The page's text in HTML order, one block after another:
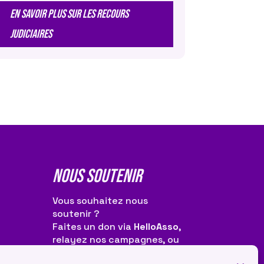
EN SAVOIR PLUS SUR LES RECOURS
JUDICIAIRES
NOUS SOUTENIR
Vous souhaitez nous
soutenir ?
Faites un don via HelloAsso,
relayez nos campagnes, ou